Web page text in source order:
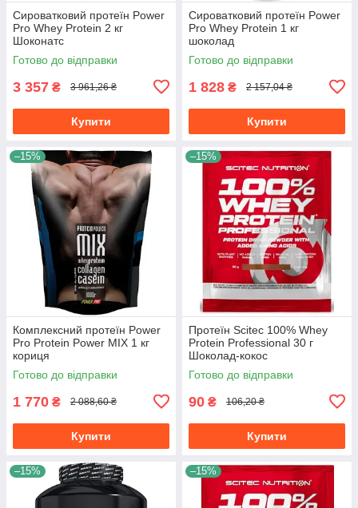
Сироватковий протеїн Power
Pro Whey Protein 2 кг
Шоконатс
Готово до відправки
3 357 ₴ 3 961,26 ₴
Купити
Сироватковий протеїн Power
Pro Whey Protein 1 кг
шоколад
Готово до відправки
1 828 ₴ 2 157,04 ₴
Купити
–15%
Комплексний протеїн Power
Pro Protein Power MIX 1 кг
кориця
Готово до відправки
1 770 ₴ 2 088,60 ₴
Купити
–15%
Протеїн Scitec 100% Whey
Protein Professional 30 г
Шоколад-кокос
Готово до відправки
90 ₴ 106,20 ₴
Купити
–15% –15%